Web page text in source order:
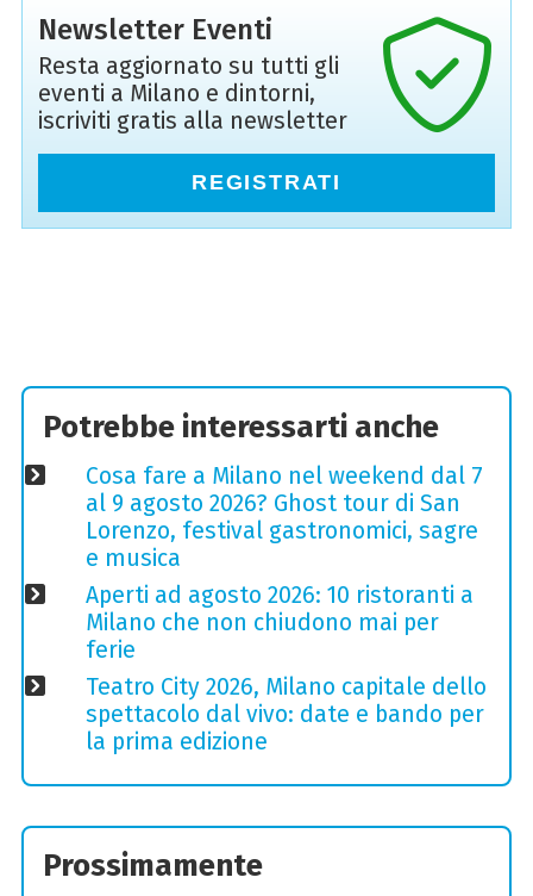
Newsletter Eventi
Resta aggiornato su tutti gli
eventi a Milano e dintorni,
iscriviti gratis alla newsletter
REGISTRATI
Potrebbe interessarti anche
Cosa fare a Milano nel weekend dal 7
al 9 agosto 2026? Ghost tour di San
Lorenzo, festival gastronomici, sagre
e musica
Aperti ad agosto 2026: 10 ristoranti a
Milano che non chiudono mai per
ferie
Teatro City 2026, Milano capitale dello
spettacolo dal vivo: date e bando per
la prima edizione
Prossimamente